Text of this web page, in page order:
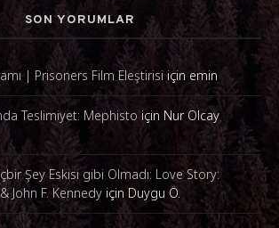
SON YORUMLAR
| Prisoners Film Eleştirisi için emin
Teslimiyet: Mephisto için Nur Olcay
Şey Eskisi gibi Olmadı: Love Story:
John F. Kennedy için Duygu Ö.